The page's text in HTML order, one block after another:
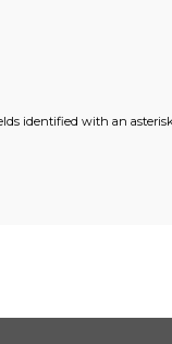
identified with an